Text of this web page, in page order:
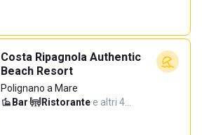
Costa Ripagnola Authentic
Beach Resort
Polignano a Mare
Bar· Ristorante·e altri 4…